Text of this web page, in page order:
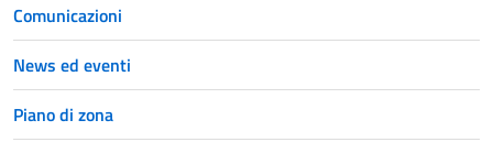
Comunicazioni
News ed eventi
Piano di zona